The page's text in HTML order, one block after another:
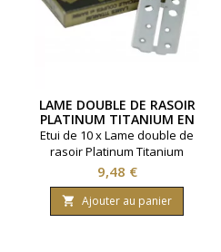
LAME DOUBLE DE RASOIR
PLATINUM TITANIUM EN
ETUI DE 10
Etui de 10 x Lame double de
rasoir Platinum Titanium
Prix
9,48 €
 Ajouter au panier